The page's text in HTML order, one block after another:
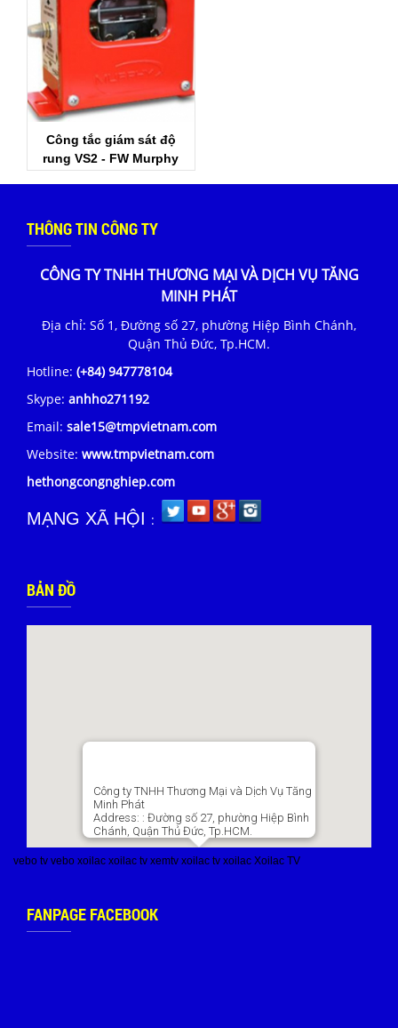
Công tắc giám sát độ
rung VS2 - FW Murphy
THÔNG TIN CÔNG TY
CÔNG TY TNHH THƯƠNG MẠI VÀ DỊCH VỤ TĂNG
MINH PHÁT
Địa chỉ: Số 1, Đường số 27, phường Hiệp Bình Chánh,
Quận Thủ Đức, Tp.HCM.
Hotline: (+84) 947778104
Skype: anhho271192
Email: sale15@tmpvietnam.com
Website: www.tmpvietnam.com
hethongcongnghiep.com
MẠNG XÃ HỘI :
BẢN ĐỒ
Công ty TNHH Thương Mại và Dịch Vụ Tăng
Minh Phát
Address: : Đường số 27, phường Hiệp Bình
Chánh, Quận Thủ Đức, Tp.HCM.
vebo tv vebo xoilac xoilac tv xemtv xoilac tv xoilac Xoilac TV
FANPAGE FACEBOOK